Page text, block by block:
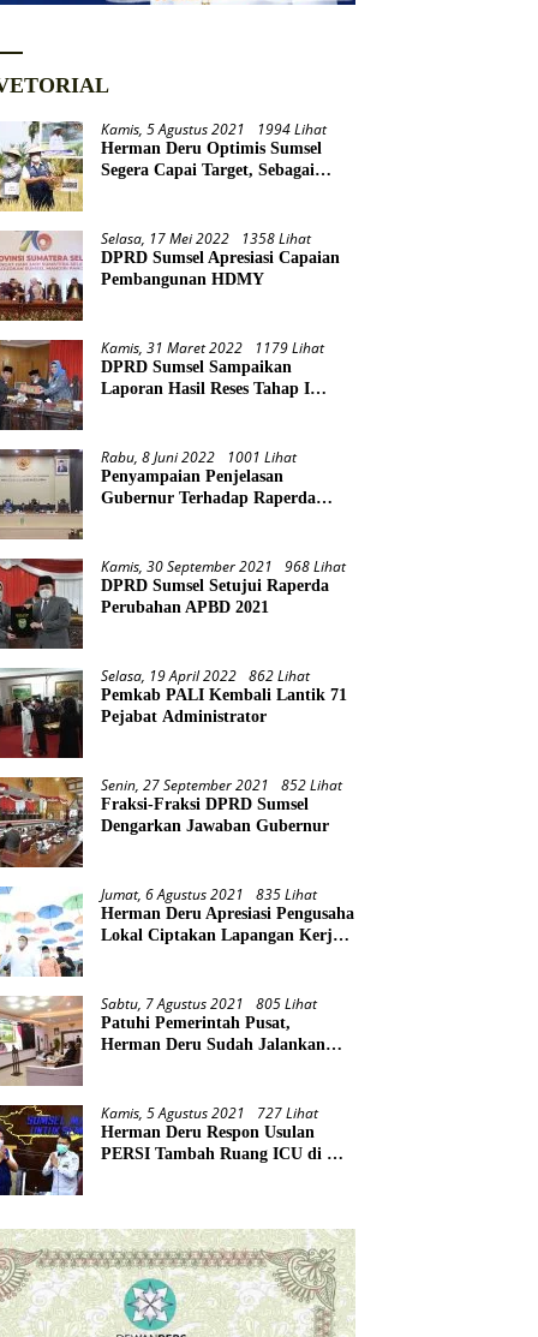
Kamis, 5 Agustus 2021 1994 Lihat
Herman Deru Optimis Sumsel
Segera Capai Target, Sebagai
Selasa, 17 Mei 2022 1358 Lihat
DPRD Sumsel Apresiasi Capaian
Pembangunan HDMY
Kamis, 31 Maret 2022 1179 Lihat
DPRD Sumsel Sampaikan
Laporan Hasil Reses Tahap I
Rabu, 8 Juni 2022 1001 Lihat
Penyampaian Penjelasan
Gubernur Terhadap Raperda
Kamis, 30 September 2021 968 Lihat
DPRD Sumsel Setujui Raperda
Perubahan APBD 2021
Selasa, 19 April 2022 862 Lihat
Pemkab PALI Kembali Lantik 71
Pejabat Administrator
Senin, 27 September 2021 852 Lihat
Fraksi-Fraksi DPRD Sumsel
Dengarkan Jawaban Gubernur
Jumat, 6 Agustus 2021 835 Lihat
Herman Deru Apresiasi Pengusaha
Lokal Ciptakan Lapangan Kerja
Sabtu, 7 Agustus 2021 805 Lihat
Patuhi Pemerintah Pusat,
Herman Deru Sudah Jalankan
Kamis, 5 Agustus 2021 727 Lihat
Herman Deru Respon Usulan
PERSI Tambah Ruang ICU di RS